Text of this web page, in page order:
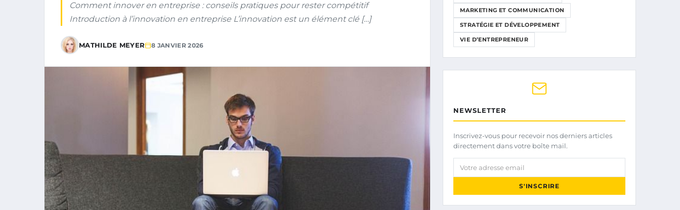
Comment innover en entreprise : conseils pratiques pour rester compétitif
Introduction à l’innovation en entreprise L’innovation est un élément clé […]
MATHILDE MEYER 8 JANVIER 2026
MARKETING ET COMMUNICATION
STRATÉGIE ET DÉVELOPPEMENT
VIE D’ENTREPRENEUR
NEWSLETTER
Inscrivez-vous pour recevoir nos derniers articles
directement dans votre boîte mail.
Votre adresse email
S'INSCRIRE